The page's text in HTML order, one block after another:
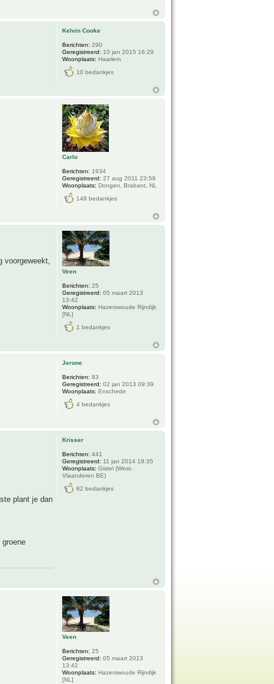
Kelvin Cooke
Berichten: 290
Geregistreerd: 10 jan 2015 16:29
Woonplaats: Haarlem
10 bedankjes
Carlo
Berichten: 1934
Geregistreerd: 27 aug 2011 23:59
Woonplaats: Dongen, Brabant, NL
148 bedankjes
voorgeweekt,
Veen
Berichten: 25
Geregistreerd: 05 maart 2013
13:42
Woonplaats: Hazerswoude Rijndijk
[NL]
1 bedankjes
Jerone
Berichten: 83
Geregistreerd: 02 jan 2013 09:39
Woonplaats: Enschede
4 bedankjes
plant je dan
Krisser
Berichten: 441
Geregistreerd: 11 jan 2014 19:35
Woonplaats: Gistel (West-
Vlaanderen BE)
82 bedankjes
Veen
Berichten: 25
Geregistreerd: 05 maart 2013
13:42
Woonplaats: Hazerswoude Rijndijk
[NL]